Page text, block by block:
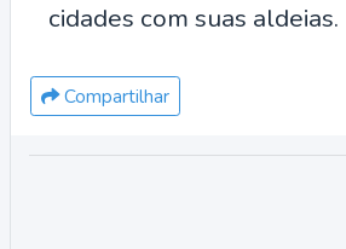
cidades com suas aldeias.
Compartilhar